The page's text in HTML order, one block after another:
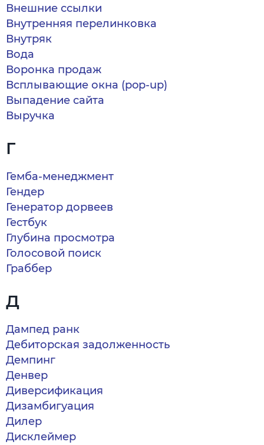
Внешние ссылки
Внутренняя перелинковка
Внутряк
Вода
Воронка продаж
Всплывающие окна (pop-up)
Выпадение сайта
Выручка
Г
Гемба-менеджмент
Гендер
Генератор дорвеев
Гестбук
Глубина просмотра
Голосовой поиск
Граббер
Д
Дампед ранк
Дебиторская задолженность
Демпинг
Денвер
Диверсификация
Дизамбигуация
Дилер
Дисклеймер